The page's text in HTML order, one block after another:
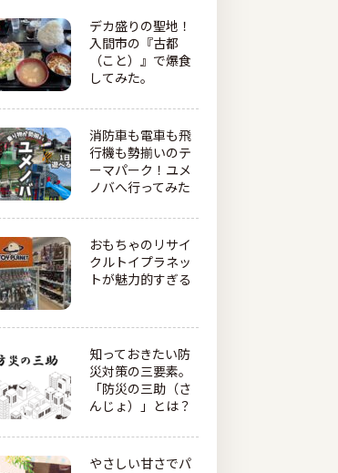
デカ盛りの聖地！
入間市の『古都
（こと）』で爆食
してみた。
消防車も電車も飛
行機も勢揃いのテ
ーマパーク！ユメ
ノバへ行ってみた
おもちゃのリサイ
クルトイプラネッ
トが魅力的すぎる
知っておきたい防
災対策の三要素。
「防災の三助（さ
んじょ）」とは？
やさしい甘さでパ